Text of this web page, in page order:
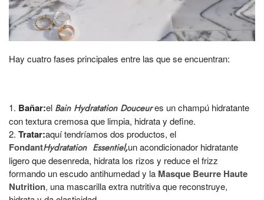
Hay cuatro fases principales entre las que se encuentran:
Bañar:el Bain Hydratation Douceures un champú hidratante
con textura cremosa que limpia, hidrata y define.
Tratar:aquí tendríamos dos productos, el
FondantHydratation Essentiel,un acondicionador hidratante
ligero que desenreda, hidrata los rizos y reduce el frizz
formando un escudo antihumedad y la Masque Beurre Haute
Nutrition, una mascarilla extra nutritiva que reconstruye,